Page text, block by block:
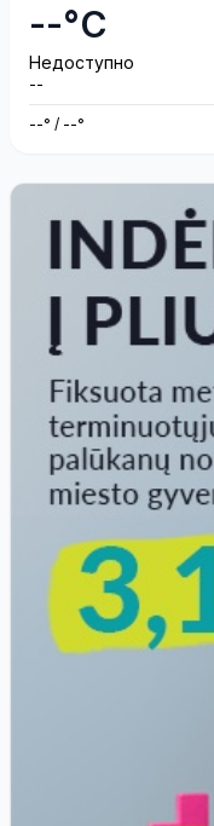
--°C
Недоступно
--
--° / --°